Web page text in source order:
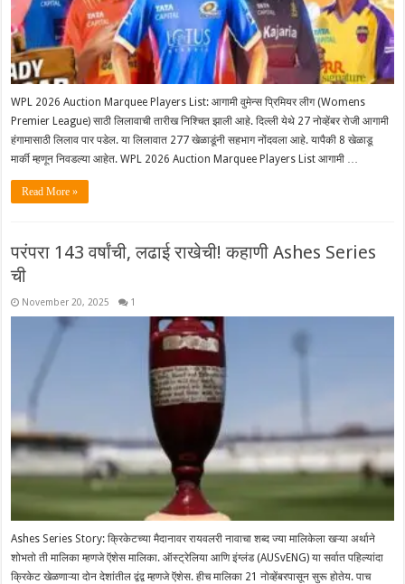
WPL 2026 Auction Marquee Players List: आगामी वुमेन्स प्रिमियर लीग (Womens
Premier League) साठी लिलावाची तारीख निश्चित झाली आहे. दिल्ली येथे 27 नोव्हेंबर रोजी आगामी
हंगामासाठी लिलाव पार पडेल. या लिलावात 277 खेळाडूंनी सहभाग नोंदवला आहे. यापैकी 8 खेळाडू
मार्की म्हणून निवडल्या आहेत. WPL 2026 Auction Marquee Players List आगामी …
Read More »
परंपरा 143 वर्षांची, लढाई राखेची! कहाणी Ashes Series
ची
November 20, 2025 1
Ashes Series Story: क्रिकेटच्या मैदानावर रायवलरी नावाचा शब्द ज्या मालिकेला खऱ्या अर्थाने
शोभतो ती मालिका म्हणजे ऍशेस मालिका. ऑस्ट्रेलिया आणि इंग्लंड (AUSvENG) या सर्वात पहिल्यांदा
क्रिकेट खेळणाऱ्या दोन देशांतील द्वंद्व म्हणजे ऍशेस‌. हीच मालिका 21 नोव्हेंबरपासून सुरू होतेय. पाच